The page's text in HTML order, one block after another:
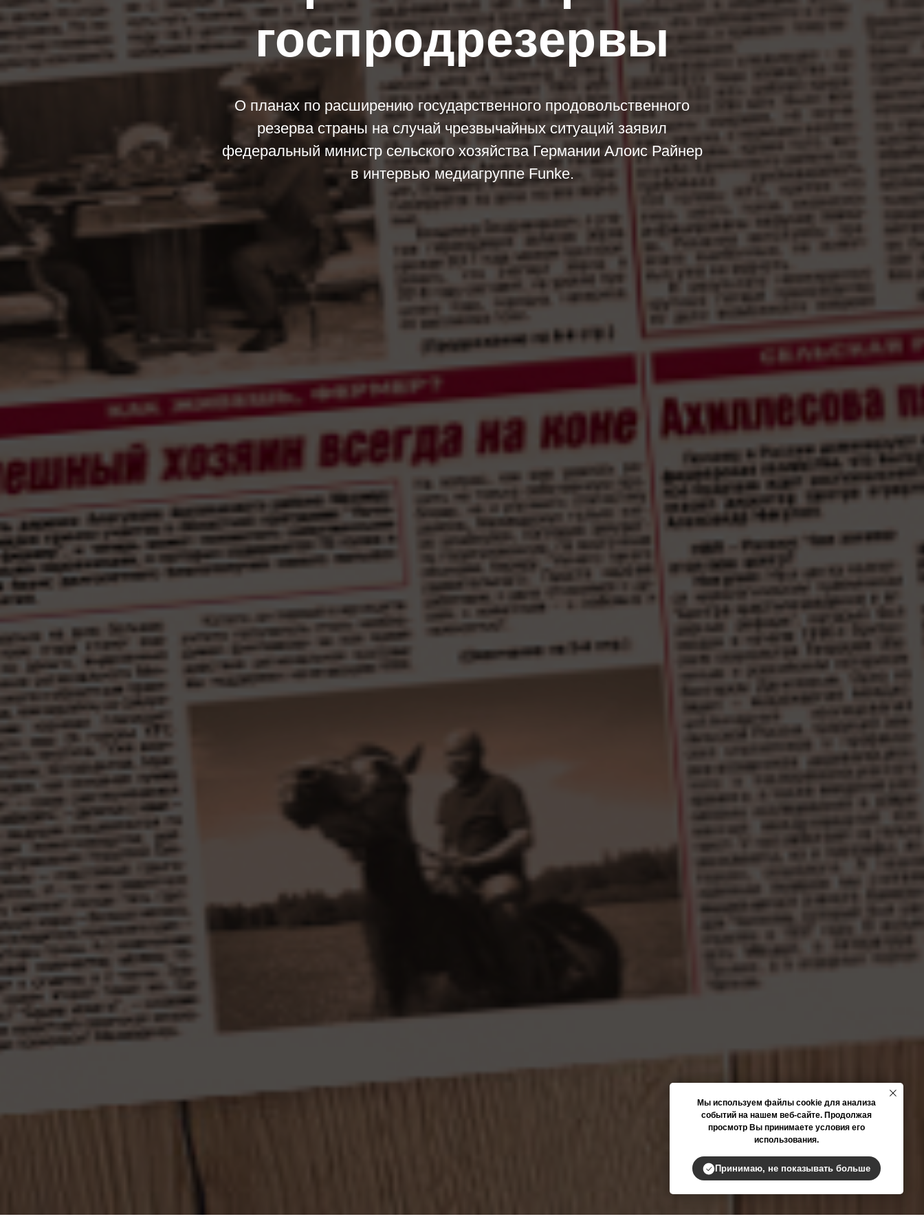
госпродрезервы
О планах по расширению государственного продовольственного
резерва страны на случай чрезвычайных ситуаций заявил
федеральный министр сельского хозяйства Германии Алоис Райнер
в интервью медиагруппе Funke.
Мы используем файлы cookie для анализа
событий на нашем веб-сайте. Продолжая
просмотр Вы принимаете условия его
использования.
Принимаю, не показывать больше